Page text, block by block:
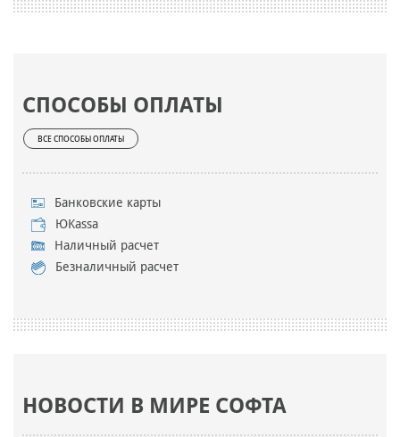
СПОСОБЫ ОПЛАТЫ
ВСЕ СПОСОБЫ ОПЛАТЫ
Банковские карты
ЮKassa
Наличный расчет
Безналичный расчет
НОВОСТИ В МИРЕ СОФТА